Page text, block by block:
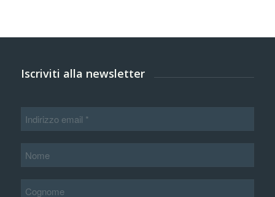
Iscriviti alla newsletter